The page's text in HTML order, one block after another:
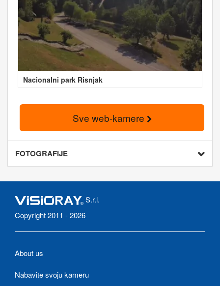
Nacionalni park Risnjak
Sve web-kamere
FOTOGRAFIJE
S.r.l.
Copyright 2011 - 2026
About us
Nabavite svoju kameru